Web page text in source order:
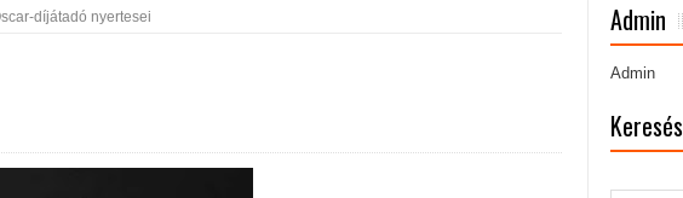
a The Pitt 3. évadából!
díjátadó nyertesei Admin
Admin
Keresés